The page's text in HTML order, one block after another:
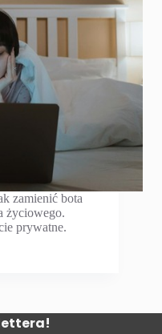
zamienić bota
życiowego.
prywatne.